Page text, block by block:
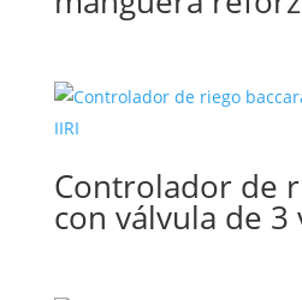
Controlador de
con válvula de 3